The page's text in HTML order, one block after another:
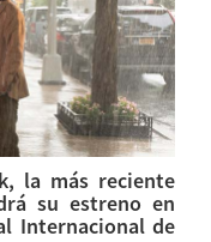
la más reciente
su estreno en
Internacional de